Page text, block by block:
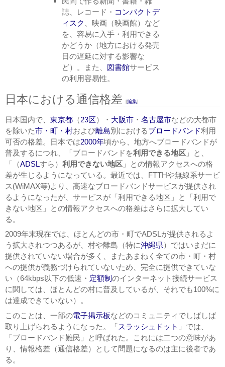
誌、レコード・ コンパクトデ
ィスク 、映画（映画館）など
を、容易に入手・利用できる
かどうか（地方における発売
日の遅延に対する影響な
ど）。また、 図書館サービス
の利用容易性。
日本における通信格差 [編集]
日本国内で、 東京都 （23区）・ 大阪市 ・ 名古屋市などの大都市
を除いた市・町・村および離島別におけるブロードバンド利用
可否の格差。日本では2000年頃から、地方へブロードバンドが
普及するにつれ、「ブロードバンドを利用できる地区 」と、
「（ADSLすら） 利用できない地区 」との情報アクセスへの格
差が生じるようになっている。最近では、FTTHや無線系サービ
ス(WiMAX等)より、高速なブロードバンドサービスが提供され
るようになったが、サービスが「利用できる地区」と「利用で
きない地区」との情報アクセスへの格差はさらに拡大してい
る。
2009年末現在では、ほとんどの市・町でADSLが提供されるよ
う拡大されつつあるが、村や離島（特に沖縄県）ではいまだに
提供されていない場合が多く、またあまねく全ての市・町・村
への提供が義務づけられていないため、完全に提供できていな
い（64kbps以下の低速・ 定額制 のインターネット接続サービス
に関しては、ほとんどの村に普及しているが、それでも100%に
は達成できていない）。
このことは、一部の電子掲示板などのコミュニティでしばしば
取り上げられるようになった。「スラッシュドット 」では、
「ブロードバンド難民」と呼ばれた。これには二つの意味があ
り、情報格差（通信格差）として問題になるのは主に後者であ
る。